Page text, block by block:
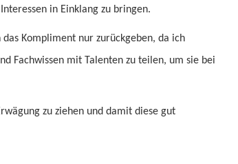
in Einklang zu bringen.
Kompliment nur zurückgeben, da ich
Fachwissen mit Talenten zu teilen, um sie bei
zu ziehen und damit diese gut